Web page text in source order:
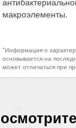
макроэлементы.
*Информация о
основывается на
может отличаться при